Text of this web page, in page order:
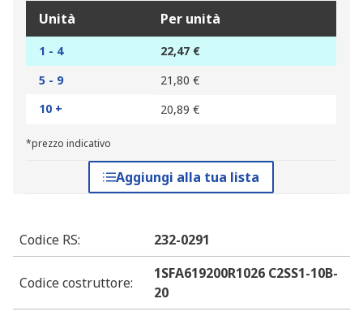
Unità Per unità
1 - 4
22,47 €
5 - 9
21,80 €
10 +
20,89 €
*prezzo indicativo
Aggiungi alla tua lista
Codice RS: 232-0291
Codice costruttore:
1SFA619200R1026 C2SS1-10B-
20